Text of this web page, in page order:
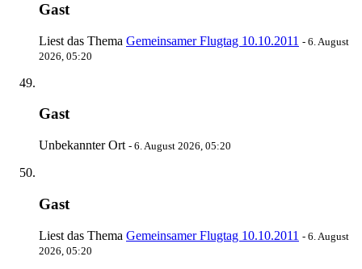
Gast
Liest das Thema Gemeinsamer Flugtag 10.10.2011 - 6. August
2026, 05:20
Gast
Unbekannter Ort - 6. August 2026, 05:20
Gast
Liest das Thema Gemeinsamer Flugtag 10.10.2011 - 6. August
2026, 05:20